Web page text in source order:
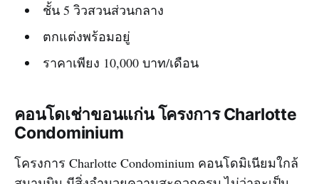
ชั้น 5 วิวสวนส่วนกลาง
ตกแต่งพร้อมอยู่
ราคาเพียง 10,000 บาท/เดือน
คอนโดเช่าขอนแก่น โครงการ Charlotte
Condominium
โครงการ Charlotte Condominium คอนโดมิเนียมใกล้